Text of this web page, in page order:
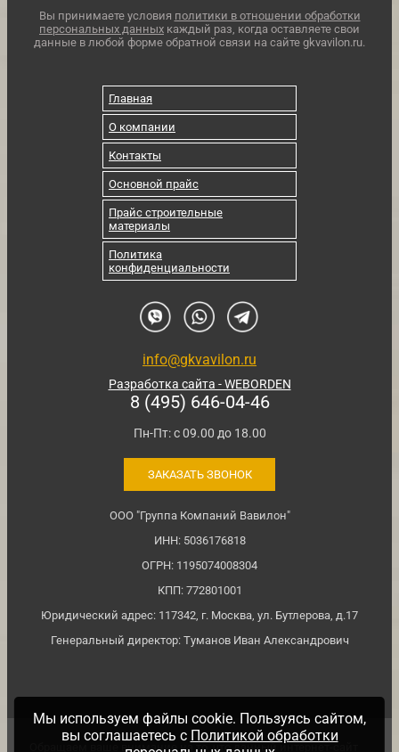
Вы принимаете условия политики в отношении обработки
персональных данных каждый раз, когда оставляете свои
данные в любой форме обратной связи на сайте gkvavilon.ru.
Главная
О компании
Контакты
Основной прайс
Прайс строительные
материалы
Политика
конфиденциальности
info@gkvavilon.ru
Разработка сайта - WEBORDEN
8 (495) 646-04-46
Пн-Пт: с 09.00 до 18.00
ЗАКАЗАТЬ ЗВОНОК
ООО "Группа Компаний Вавилон"
ИНН: 5036176818
ОГРН: 1195074008304
КПП: 772801001
Юридический адрес: 117342, г. Москва, ул. Бутлерова, д.17
Генеральный директор: Туманов Иван Александрович
Обращаем ваше внимание на то, что данный интернет-сайт
Мы используем файлы cookie. Пользуясь сайтом,
вы соглашаетесь с Политикой обработки